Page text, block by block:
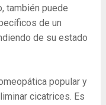
también puede
de un
de su estado
popular y
cicatrices. Es